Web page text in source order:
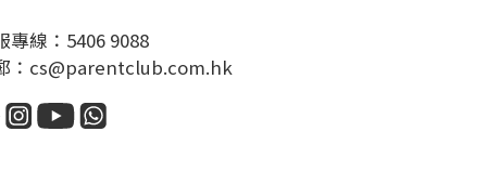
專線：5406 9088
：cs@parentclub.com.hk